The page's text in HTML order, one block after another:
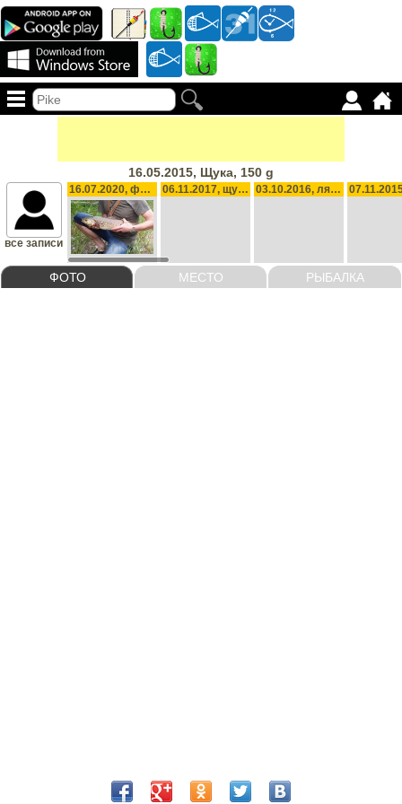
16.05.2015, Щука, 150 g
ФОТО МЕСТО РЫБАЛКА
все записи
16.07.2020, форель, 1825 g 06.11.2017, щука, 850 g 03.10.2016, лящ, короп, плотва